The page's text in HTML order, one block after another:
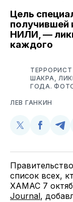
Цель
получившей
НИЛИ, —
каждого
ШАКРА,
ГОДА.
ЛЕВ ГАНКИН
Поделиться
Twitter
список всех,
ХАМАС 7
Journal,